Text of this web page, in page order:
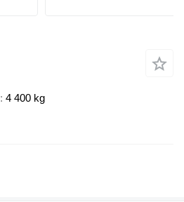
4 400 kg